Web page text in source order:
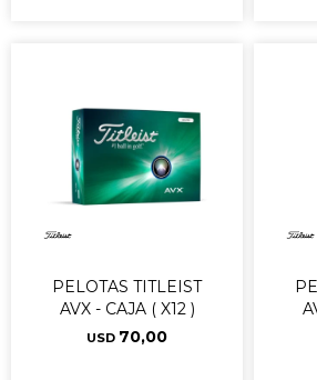
PELOTAS TITLEIST
AVX - CAJA ( X12 )
USD 70,00